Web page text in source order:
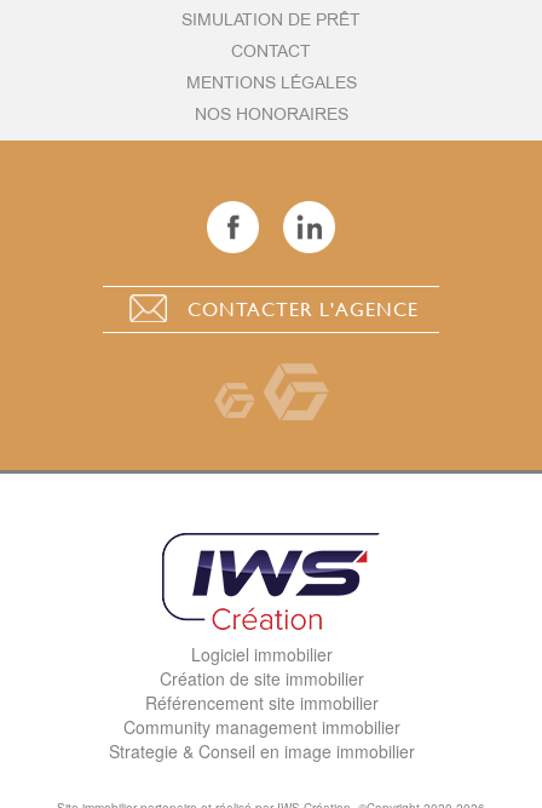
SIMULATION DE PRÊT
CONTACT
MENTIONS LÉGALES
NOS HONORAIRES
CONTACTER L'AGENCE
Logiciel immobilier
Création de site immobilier
Référencement site immobilier
Community management immobilier
Strategie & Conseil en image immobilier